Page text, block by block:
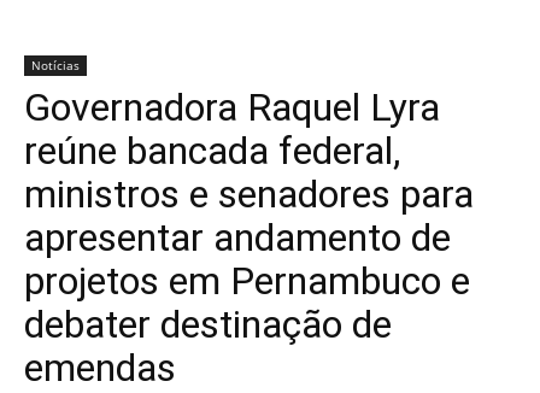
Alberto
Alves
Notícias
Governadora Raquel Lyra
reúne bancada federal,
ministros e senadores para
apresentar andamento de
projetos em Pernambuco e
debater destinação de
emendas